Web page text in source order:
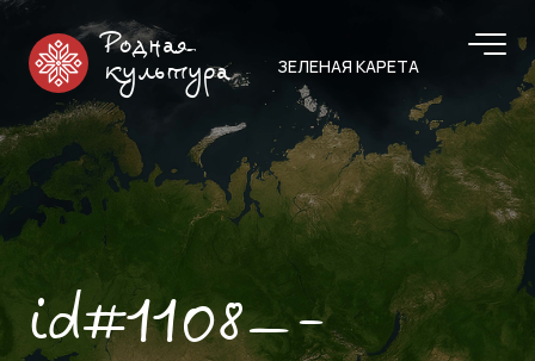
Родная
культура
ЗЕЛЕНАЯ КАРЕТА
id#1108—-